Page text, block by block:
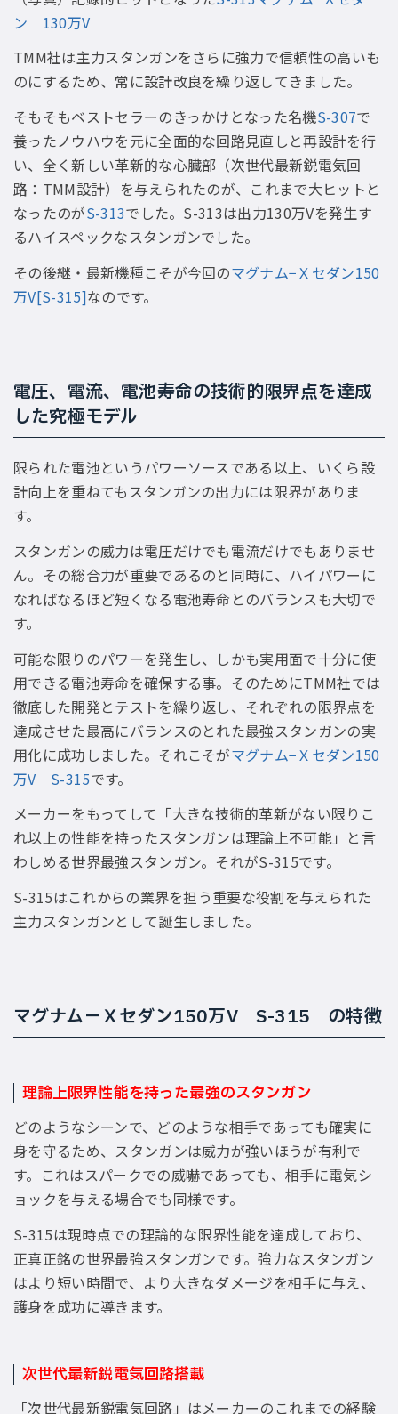
ン 130万V
TMM社は主力スタンガンをさらに強力で信頼性の高いも
のにするため、常に設計改良を繰り返してきました。
そもそもベストセラーのきっかけとなった名機S-307で
養ったノウハウを元に全面的な回路見直しと再設計を行
い、全く新しい革新的な心臓部（次世代最新鋭電気回
路：TMM設計）を与えられたのが、これまで大ヒットと
なったのがS-313でした。S-313は出力130万Vを発生す
るハイスペックなスタンガンでした。
その後継・最新機種こそが今回のマグナム−Ｘセダン150
万V[S-315]なのです。
電圧、電流、電池寿命の技術的限界点を達成
した究極モデル
限られた電池というパワーソースである以上、いくら設
計向上を重ねてもスタンガンの出力には限界がありま
す。
スタンガンの威力は電圧だけでも電流だけでもありませ
ん。その総合力が重要であるのと同時に、ハイパワーに
なればなるほど短くなる電池寿命とのバランスも大切で
す。
可能な限りのパワーを発生し、しかも実用面で十分に使
用できる電池寿命を確保する事。そのためにTMM社では
徹底した開発とテストを繰り返し、それぞれの限界点を
達成させた最高にバランスのとれた最強スタンガンの実
用化に成功しました。それこそがマグナム−Ｘセダン150
万V S-315です。
メーカーをもってして「大きな技術的革新がない限りこ
れ以上の性能を持ったスタンガンは理論上不可能」と言
わしめる世界最強スタンガン。それがS-315です。
S-315はこれからの業界を担う重要な役割を与えられた
主力スタンガンとして誕生しました。
マグナム−Ｘセダン150万V S-315 の特徴
理論上限界性能を持った最強のスタンガン
どのようなシーンで、どのような相手であっても確実に
身を守るため、スタンガンは威力が強いほうが有利で
す。これはスパークでの威嚇であっても、相手に電気シ
ョックを与える場合でも同様です。
S-315は現時点での理論的な限界性能を達成しており、
正真正銘の世界最強スタンガンです。強力なスタンガン
はより短い時間で、より大きなダメージを相手に与え、
護身を成功に導きます。
次世代最新鋭電気回路搭載
「次世代最新鋭電気回路」はメーカーのこれまでの経験